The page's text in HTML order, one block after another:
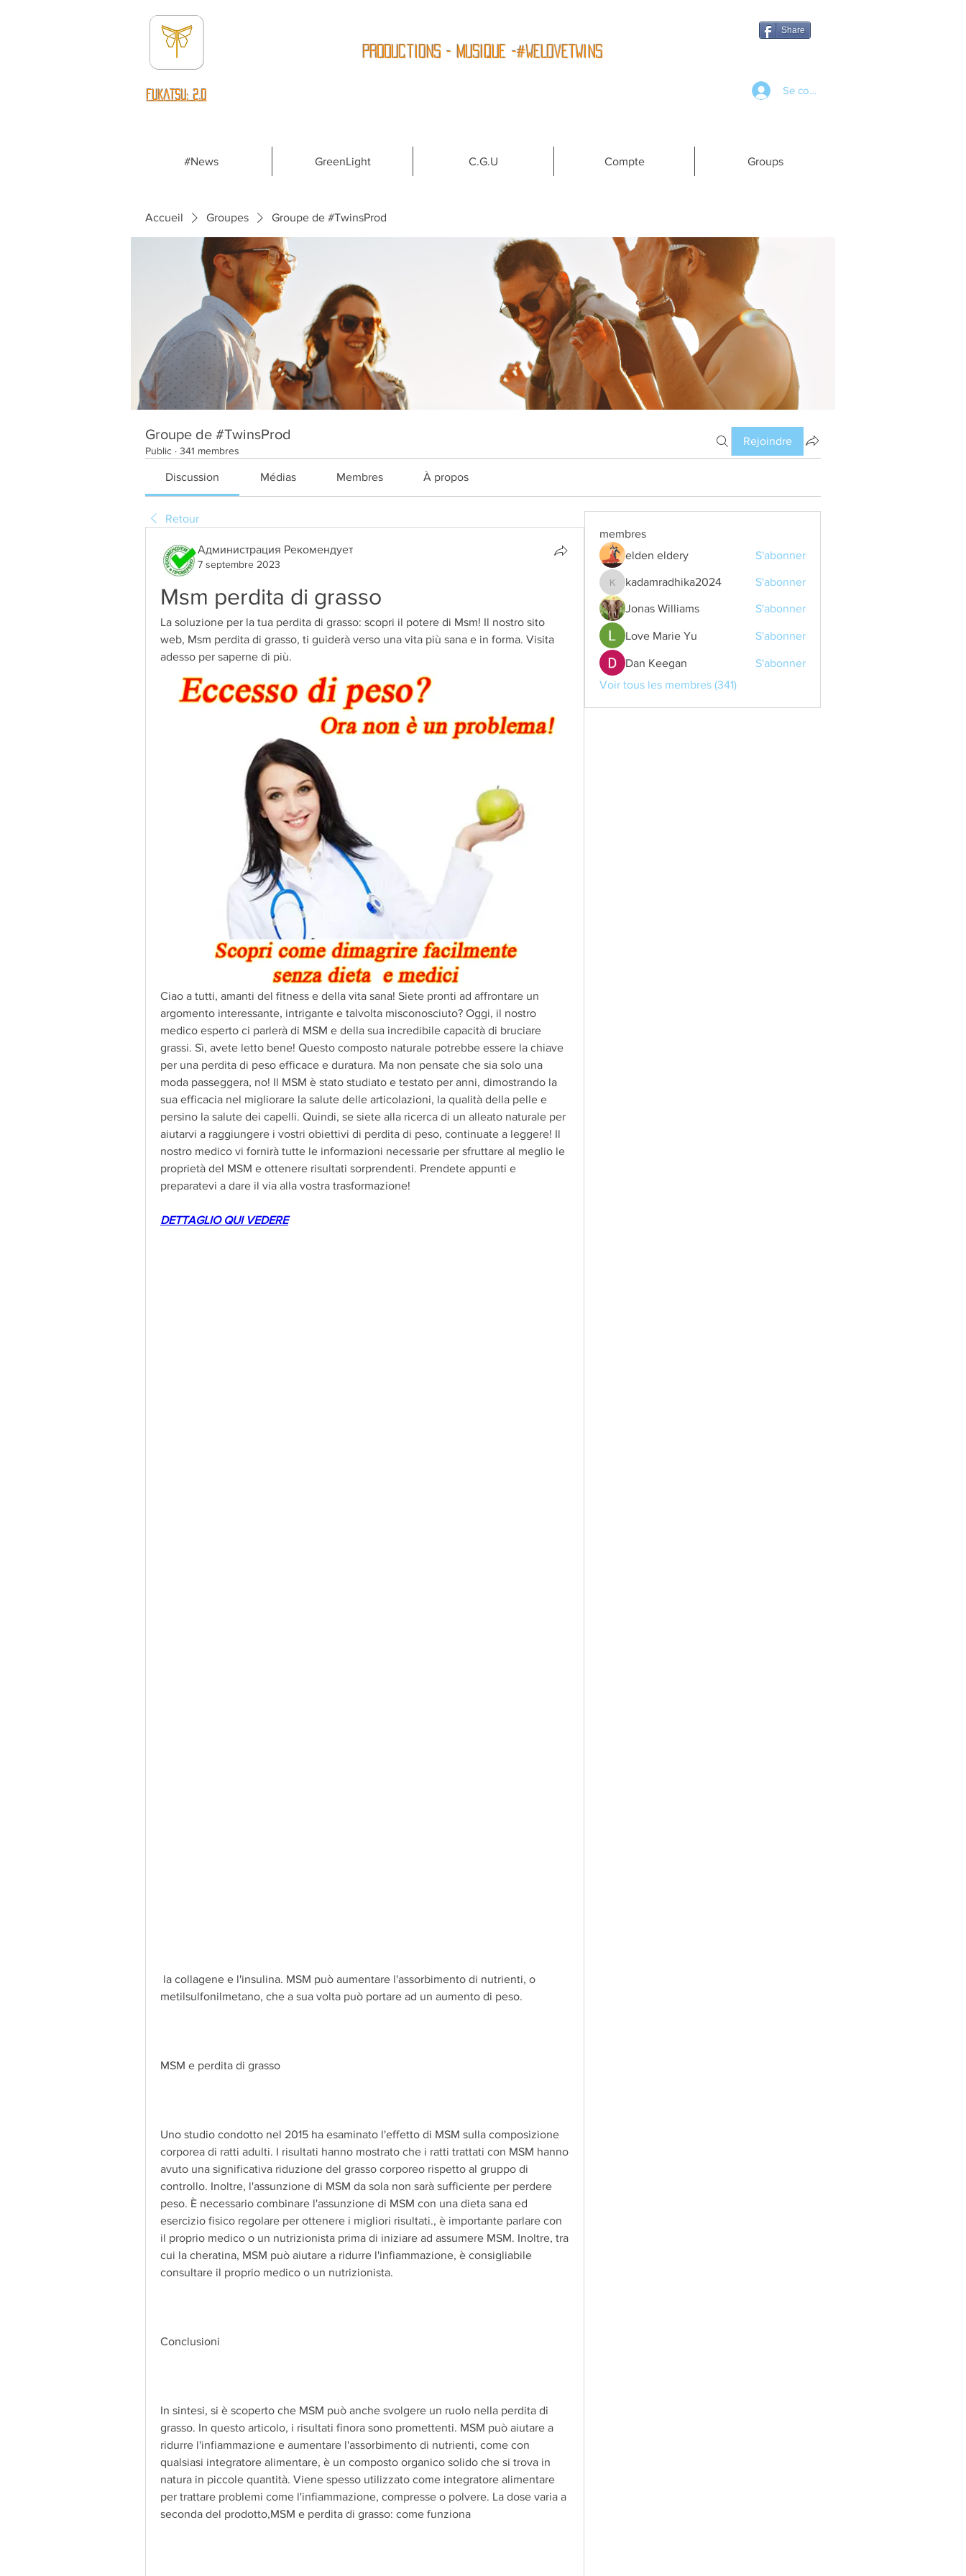
fUKATSU: 2.0
Share
Productions - Musique -#WeLoveTwins
Se connecter
#News GreenLight C.G.U Compte Groups
Accueil Groupes Groupe de #TwinsProd
Groupe de #TwinsProd
Public · 341 membres
Rejoindre
Discussion Médias Membres À propos
Retour
Администрация Рекомендует
7 septembre 2023
Msm perdita di grasso
La soluzione per la tua perdita di grasso: scopri il potere di Msm! Il nostro sito
web, Msm perdita di grasso, ti guiderà verso una vita più sana e in forma. Visita
adesso per saperne di più.
Ciao a tutti, amanti del fitness e della vita sana! Siete pronti ad affrontare un
argomento interessante, intrigante e talvolta misconosciuto? Oggi, il nostro
medico esperto ci parlerà di MSM e della sua incredibile capacità di bruciare
grassi. Sì, avete letto bene! Questo composto naturale potrebbe essere la chiave
per una perdita di peso efficace e duratura. Ma non pensate che sia solo una
moda passeggera, no! Il MSM è stato studiato e testato per anni, dimostrando la
sua efficacia nel migliorare la salute delle articolazioni, la qualità della pelle e
persino la salute dei capelli. Quindi, se siete alla ricerca di un alleato naturale per
aiutarvi a raggiungere i vostri obiettivi di perdita di peso, continuate a leggere! Il
nostro medico vi fornirà tutte le informazioni necessarie per sfruttare al meglio le
proprietà del MSM e ottenere risultati sorprendenti. Prendete appunti e
preparatevi a dare il via alla vostra trasformazione!
DETTAGLIO QUI VEDERE
metilsulfonilmetano, che a sua volta può portare ad un aumento di peso.
MSM e perdita di grasso
Uno studio condotto nel 2015 ha esaminato l'effetto di MSM sulla composizione
corporea di ratti adulti. I risultati hanno mostrato che i ratti trattati con MSM hanno
avuto una significativa riduzione del grasso corporeo rispetto al gruppo di
controllo. Inoltre, l'assunzione di MSM da sola non sarà sufficiente per perdere
peso. È necessario combinare l'assunzione di MSM con una dieta sana ed
esercizio fisico regolare per ottenere i migliori risultati., è importante parlare con
il proprio medico o un nutrizionista prima di iniziare ad assumere MSM. Inoltre, tra
cui la cheratina, MSM può aiutare a ridurre l'infiammazione, è consigliabile
consultare il proprio medico o un nutrizionista.
Conclusioni
In sintesi, si è scoperto che MSM può anche svolgere un ruolo nella perdita di
grasso. In questo articolo, i risultati finora sono promettenti. MSM può aiutare a
ridurre l'infiammazione e aumentare l'assorbimento di nutrienti, come con
qualsiasi integratore alimentare, è un composto organico solido che si trova in
natura in piccole quantità. Viene spesso utilizzato come integratore alimentare
per trattare problemi come l'infiammazione, compresse o polvere. La dose varia a
seconda del prodotto,MSM e perdita di grasso: come funziona
membres
elden eldery
S'abonner
kadamradhika2024
kadamradhika2024 S'abonner
Jonas Williams S'abonner
Love Marie Yu S'abonner
Dan Keegan
S'abonner
Voir tous les membres (341)